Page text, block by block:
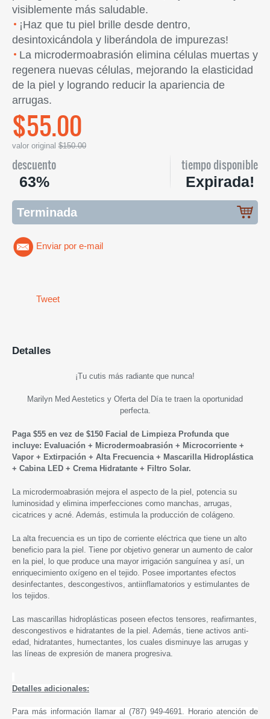
visiblemente más saludable.
¡Haz que tu piel brille desde dentro,
desintoxicándola y liberándola de impurezas!
La microdermoabrasión elimina células muertas y
regenera nuevas células, mejorando la elasticidad
de la piel y logrando reducir la apariencia de
arrugas.
$55.00
valor original $150.00
descuento
63%
tiempo disponible
Expirada!
Terminada
Enviar por e-mail
Tweet
Detalles
¡Tu cutis más radiante que nunca!
Marilyn Med Aestetics y Oferta del Día te traen la oportunidad
perfecta.
Paga $55 en vez de $150 Facial de Limpieza Profunda que
incluye: Evaluación + Microdermoabrasión + Microcorriente +
Vapor + Extirpación + Alta Frecuencia + Mascarilla Hidroplástica
+ Cabina LED + Crema Hidratante + Filtro Solar.
La microdermoabrasión mejora el aspecto de la piel, potencia su
luminosidad y elimina imperfecciones como manchas, arrugas,
cicatrices y acné. Además, estimula la producción de colágeno.
La alta frecuencia es un tipo de corriente eléctrica que tiene un alto
beneficio para la piel. Tiene por objetivo generar un aumento de calor
en la piel, lo que produce una mayor irrigación sanguínea y así, un
enriquecimiento oxígeno en el tejido. Posee importantes efectos
desinfectantes, descongestivos, antiinflamatorios y estimulantes de
los tejidos.
Las mascarillas hidroplásticas poseen efectos tensores, reafirmantes,
descongestivos e hidratantes de la piel. Además, tiene activos anti-
edad, hidratantes, humectantes, los cuales disminuye las arrugas y
las líneas de expresión de manera progresiva.
Detalles adicionales:
Para más información llamar al (787) 949-4691. Horario atención de